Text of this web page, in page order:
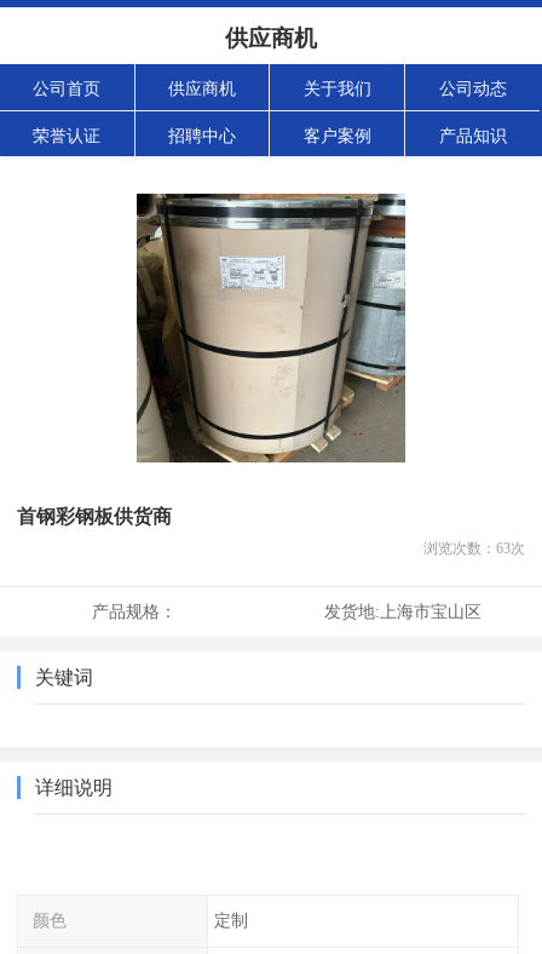
供应商机
公司首页 供应商机 关于我们 公司动态
荣誉认证 招聘中心 客户案例 产品知识
首钢彩钢板供货商
浏览次数： 63次
产品规格： 发货地: 上海市宝山区
关键词
详细说明
颜色 定制